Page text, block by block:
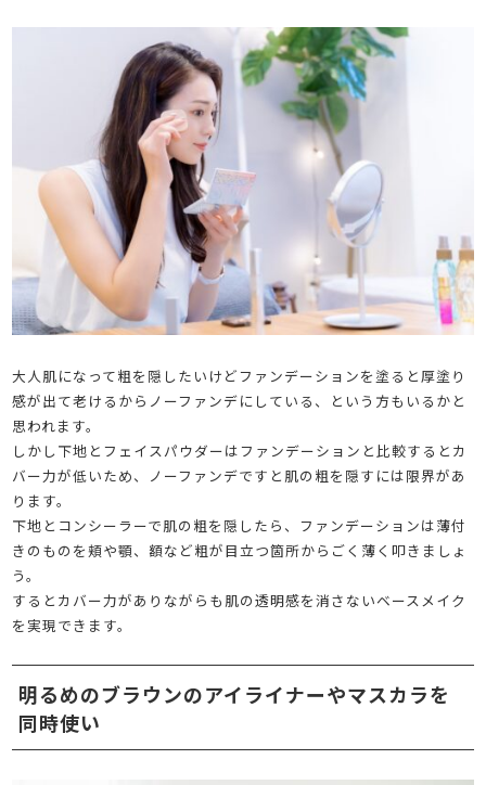
大人肌になって粗を隠したいけどファンデーションを塗ると厚塗り
感が出て老けるからノーファンデにしている、という方もいるかと
思われます。
しかし下地とフェイスパウダーはファンデーションと比較するとカ
バー力が低いため、ノーファンデですと肌の粗を隠すには限界があ
ります。
下地とコンシーラーで肌の粗を隠したら、ファンデーションは薄付
きのものを頬や顎、額など粗が目立つ箇所からごく薄く叩きましょ
う。
するとカバー力がありながらも肌の透明感を消さないベースメイク
を実現できます。
明るめのブラウンのアイライナーやマスカラを
同時使い